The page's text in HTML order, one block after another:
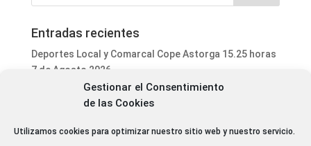
Gestionar el Consentimiento
de las Cookies
Utilizamos cookies para optimizar nuestro sitio web y nuestro servicio.
Entradas recientes
Deportes Local y Comarcal Cope Astorga 15.25 horas
7 de Agosto 2026
Informativo Mediodía Cope Astorga 14.20 horas 7 de
Agosto 2026
San Justo de la Vega acoge este fin de semana un